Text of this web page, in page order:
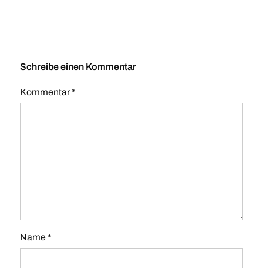
Schreibe einen Kommentar
Kommentar*
Name*